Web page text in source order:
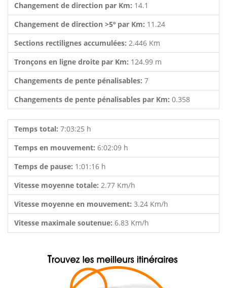
Changement de direction par Km: 14.1
Changement de direction >5º par Km: 11.24
Sections rectilignes accumulées: 2.446 Km
Tronçons en ligne droite par Km: 124.99 m
Changements de pente pénalisables: 7
Changements de pente pénalisables par Km: 0.358
Temps total: 7:03:25 h
Temps en mouvement: 6:02:09 h
Temps de pause: 1:01:16 h
Vitesse moyenne totale: 2.77 Km/h
Vitesse moyenne en mouvement: 3.24 Km/h
Vitesse maximale soutenue: 6.83 Km/h